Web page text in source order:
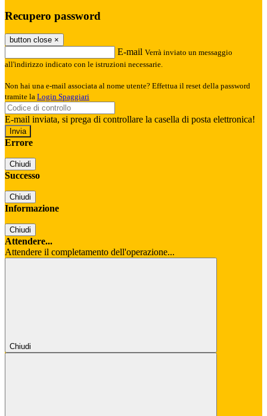
Recupero password
button close ×
E-mail Verrà inviato un messaggio
all'indirizzo indicato con le istruzioni necessarie.
Non hai una e-mail associata al nome utente? Effettua il reset della password
tramite la Login Spaggiari
E-mail inviata, si prega di controllare la casella di posta elettronica!
Errore
Chiudi
Successo
Chiudi
Informazione
Chiudi
Attendere...
Attendere il completamento dell'operazione...
Chiudi